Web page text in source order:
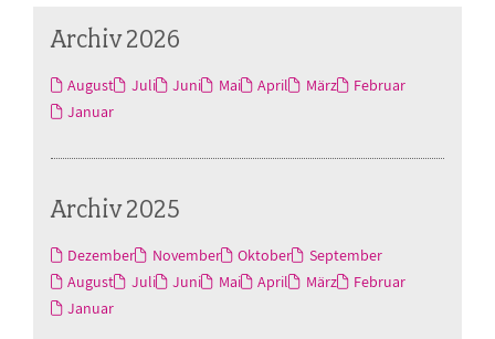
Archiv 2026
August Juli Juni Mai April März
Februar
Januar
Archiv 2025
Dezember November Oktober
September
August
Juli Juni Mai April März
Februar
Januar